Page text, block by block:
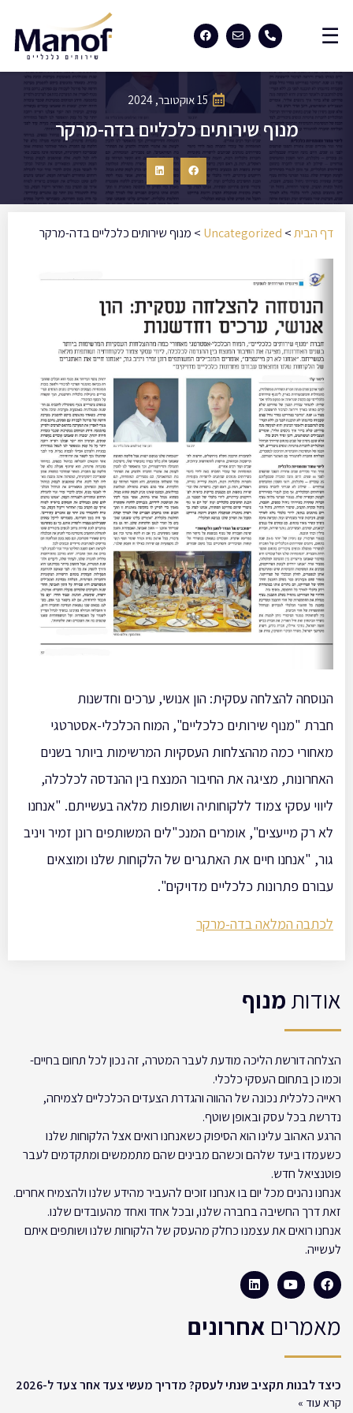
15 אוקטובר, 2024
מנוף שירותים כלכליים בדה-מרקר
דף הבית>
Uncategorized
> מנוף שירותים כלכליים בדה-מרקר
הנוסחה להצלחה עסקית: הון אנושי, ערכים וחדשנות
חברת "מנוף שירותים כלכליים", המוח הכלכלי-אסטרטגי
מאחורי כמה מההצלחות העסקיות המרשימות ביותר בשנים
האחרונות, מציגה את החיבור המנצח בין ההנדסה לכלכלה,
ליווי עסקי צמוד ללקוחותיה ושותפות מלאה בעשייתם. "אנחנו
לא רק מייעצים", אומרים המנכ"לים המשותפים רונן זמיר ויניב
גור, "אנחנו חיים את האתגרים של הלקוחות שלנו ומוצאים
עבורם פתרונות כלכליים מדויקים".
לכתבה המלאה בדה-מרקר
אודות מנוף
הצלחה דורשת הליכה מודעת לעבר המטרה, זה נכון לכל תחום בחיים-
וכמו כן בתחום העסקי כלכלי.
ראייה כלכלית נכונה של ההווה והגדרת הצעדים הכלכליים לצמיחה,
נדרשת בכל עסק ובאופן שוטף.
הרגע האהוב עלינו הוא הסיפוק כשאנחנו רואים אצל הלקוחות שלנו
כשעמדו ביעד שלהם וכשהם מבינים שהם מתממשים ומתקדמים לעבר
פוטנציאל חדש.
אנחנו נהנים מכל יום בו אנחנו זוכים להעביר מהידע שלנו ולהצמיח אחרים.
זאת דרך החשיבה בחברה שלנו, ובכל אחד ואחד מהעובדים שלנו.
אנחנו רואים את עצמנו כחלק מהעסק של הלקוחות שלנו ושותפים איתם
לעשייה.
מאמרים אחרונים
כיצד לבנות תקציב שנתי לעסק? מדריך מעשי צעד אחר צעד ל-2026
קרא עוד »